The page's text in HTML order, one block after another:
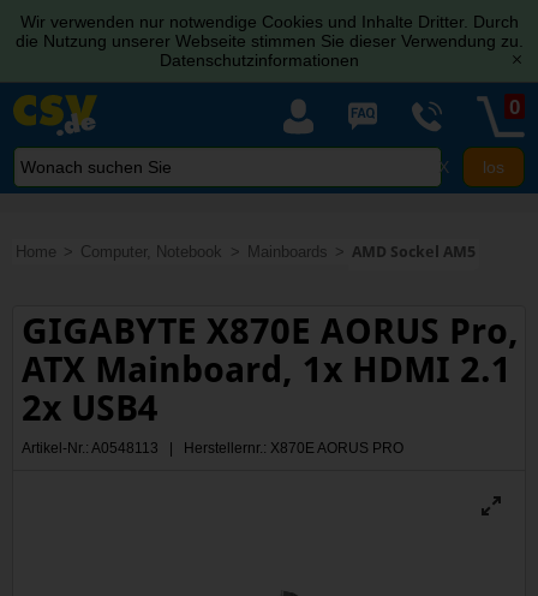
Wir verwenden nur notwendige Cookies und Inhalte Dritter. Durch
die Nutzung unserer Webseite stimmen Sie dieser Verwendung zu.
Datenschutzinformationen
[x]
X
0
Home Computer, Notebook Mainboards AMD Sockel AM5
GIGABYTE X870E AORUS Pro,
ATX Mainboard, 1x HDMI 2.1
2x USB4
Artikel-Nr.: A0548113 | Herstellernr.: X870E AORUS PRO